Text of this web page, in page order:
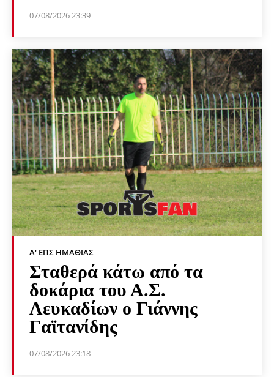
07/08/2026 23:39
Α' ΕΠΣ ΗΜΑΘΊΑΣ
Σταθερά κάτω από τα
δοκάρια του Α.Σ.
Λευκαδίων ο Γιάννης
Γαϊτανίδης
07/08/2026 23:18